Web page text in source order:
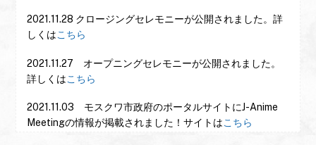
2021.11.28 クロージングセレモニーが公開されました。詳
しくはこちら
2021.11.27 オープニングセレモニーが公開されました。
詳しくはこちら
2021.11.03 モスクワ市政府のポータルサイトにJ-Anime
Meetingの情報が掲載されました！サイトはこちら